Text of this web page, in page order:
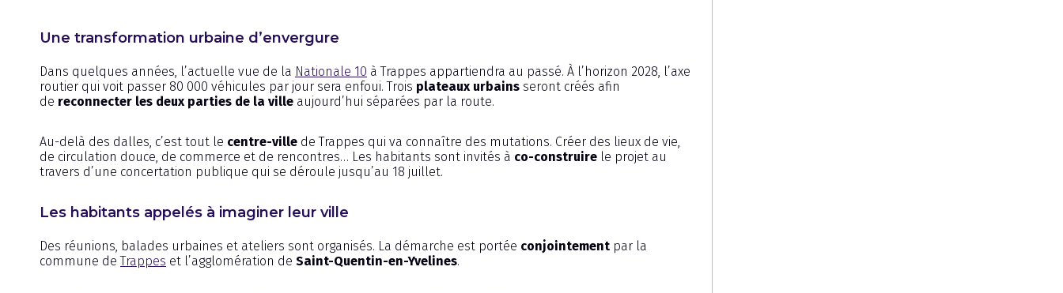
Une transformation urbaine d’envergure
Dans quelques années, l’actuelle vue de la Nationale 10 à Trappes appartiendra au passé. À l’horizon 2028, l’axe
routier qui voit passer 80 000 véhicules par jour sera enfoui. Trois plateaux urbains seront créés afin
de reconnecter les deux parties de la ville aujourd’hui séparées par la route.
Au-delà des dalles, c’est tout le centre-ville de Trappes qui va connaître des mutations. Créer des lieux de vie,
de circulation douce, de commerce et de rencontres… Les habitants sont invités à co-construire le projet au
travers d’une concertation publique qui se déroule jusqu’au 18 juillet.
Les habitants appelés à imaginer leur ville
Des réunions, balades urbaines et ateliers sont organisés. La démarche est portée conjointement par la
commune deTrappes et l’agglomération de Saint-Quentin-en-Yvelines.